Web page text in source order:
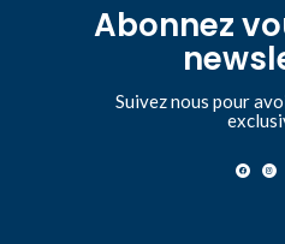
Abonnez
Suivez nous pour